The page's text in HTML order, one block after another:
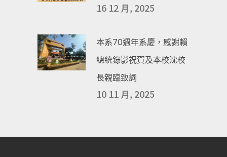
16 12 月, 2025
本系70週年系慶，感謝賴
總統錄影祝賀及本校沈校
長親臨致詞
10 11 月, 2025